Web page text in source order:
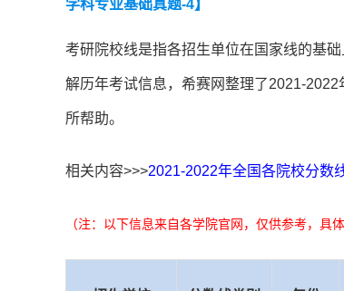
学科专业基础真题-4】
考研院校线是指各招生单位在国家线的基
解历年考试信息，希赛网整理了2021-
所帮助。
相关内容>>>2021-2022年全国各院校分数
（注：以下信息来自各学院官网，仅供参考，具